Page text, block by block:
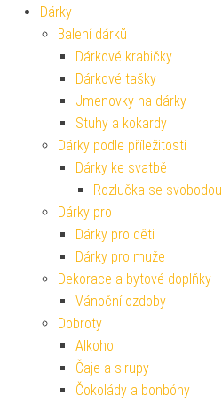
Dárky
Balení dárků
Dárkové krabičky
Dárkové tašky
Jmenovky na dárky
Stuhy a kokardy
Dárky podle příležitosti
Dárky ke svatbě
Rozlučka se svobodou
Dárky pro
Dárky pro děti
Dárky pro muže
Dekorace a bytové doplňky
Vánoční ozdoby
Dobroty
Alkohol
Čaje a sirupy
Čokolády a bonbóny